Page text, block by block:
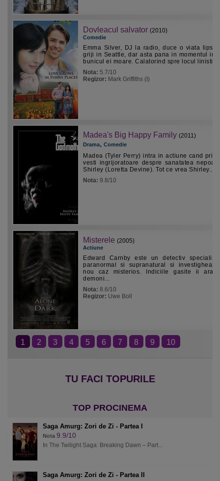
Dovleacul salvator (2010)
Comedie
Emma Silver, DJ la radio, duce o viata
griji in Seattle, dar asta pana in momentul in
bunicul ei moare. Calatorind spre locul linistit...
Nota: 5.7/10
Regizor: Mark Griffiths (I)
Madea's Big Happy Family (2011)
Drama, Comedie
Madea (Tyler Perry) intra in actiune cand
vesti ingrijoratoare despre sanatatea
Shirley (Loretta Devine). Tot ce vrea Shirley...
Nota: 9.8/10
Misterele (2005)
Actiune
Edward Carnby este un detectiv
paranormal si supranatural si
nou caz misterios. Indiciile gasite ii
demoni...
Nota: 8.6/10
Regizor: Uwe Boll
1 2 3 4 5 6 7 8 9 10
Saga Amurg: Zori de Zi - Partea I
Nota 9.9/10
In The Twilight Saga: Breaking Dawn – Part...
Saga Amurg: Zori de Zi - Partea II